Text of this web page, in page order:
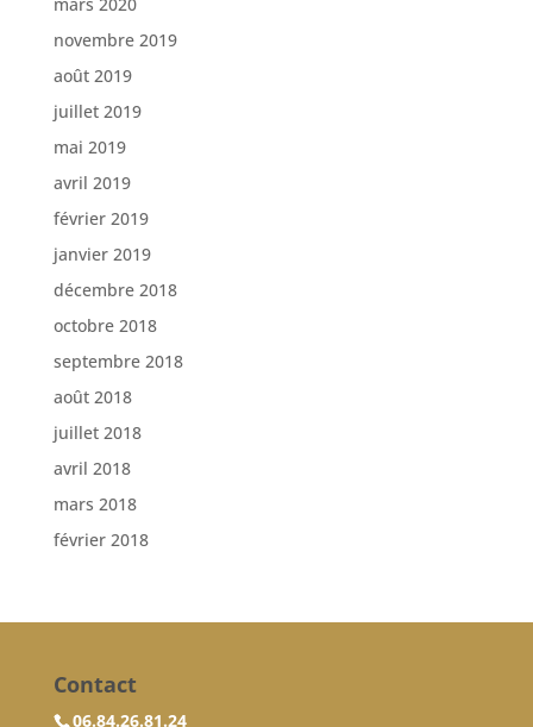
novembre 2019
août 2019
juillet 2019
mai 2019
avril 2019
février 2019
janvier 2019
décembre 2018
octobre 2018
septembre 2018
août 2018
juillet 2018
avril 2018
mars 2018
février 2018
Contact
06.84.26.81.24